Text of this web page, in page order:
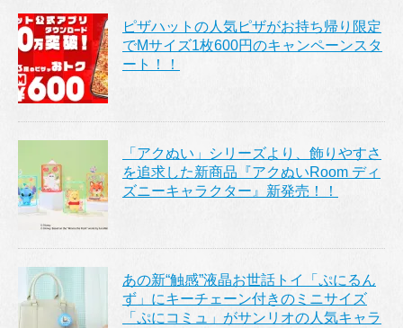
ピザハットの人気ピザがお持ち帰り限定
でMサイズ1枚600円のキャンペーンスタ
ート！！
「アクぬい」シリーズより、飾りやすさ
を追求した新商品『アクぬいRoom ディ
ズニーキャラクター』新発売！！
あの新“触感”液晶お世話トイ「ぷにるん
ず」にキーチェーン付きのミニサイズ
「ぷにコミュ」がサンリオの人気キャラ